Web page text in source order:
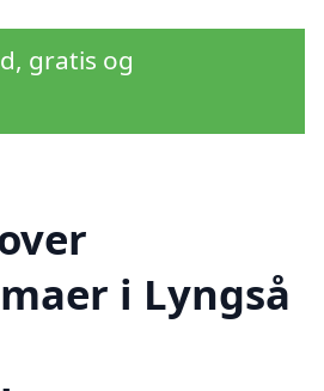
gratis og
i Lyngså